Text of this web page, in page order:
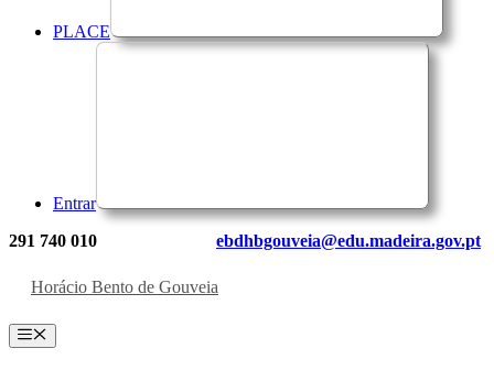
PLACE
Entrar
291 740 010 ebdhbgouveia@edu.madeira.gov.pt
Horácio Bento de Gouveia
Menu